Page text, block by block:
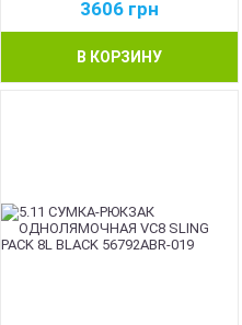
3606 грн
В КОРЗИНУ